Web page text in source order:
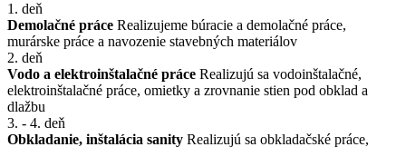
1. deň
Demolačné práce Realizujeme búracie a demolačné práce,
murárske práce a navozenie stavebných materiálov
2. deň
Vodo a elektroinštalačné práce Realizujú sa vodoinštalačné,
elektroinštalačné práce, omietky a zrovnanie stien pod obklad a
dlažbu
3. - 4. deň
Obkladanie, inštalácia sanity Realizujú sa obkladačské práce,